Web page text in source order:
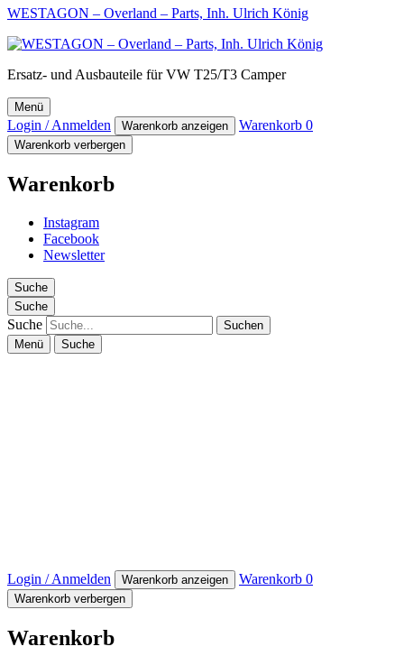
WESTAGON – Overland – Parts, Inh. Ulrich König
Ersatz- und Ausbauteile für VW T25/T3 Camper
Menü
Login / Anmelden Warenkorb anzeigen Warenkorb 0
Warenkorb verbergen
Warenkorb
Instagram
Facebook
Newsletter
Suche
Suche
Suche
Menü Suche
Login / Anmelden Warenkorb anzeigen Warenkorb 0
Warenkorb verbergen
Warenkorb